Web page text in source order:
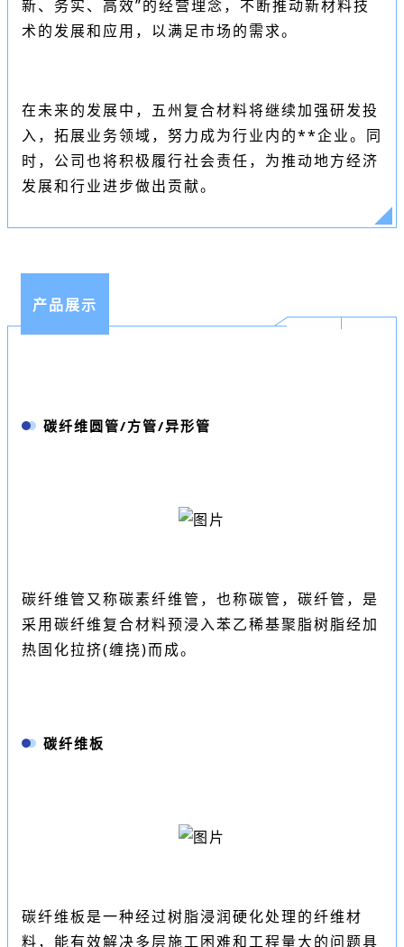
新、务实、高效”的经营理念，不断推动新材料技
术的发展和应用，以满足市场的需求。
在未来的发展中，五州复合材料将继续加强研发投
入，拓展业务领域，努力成为行业内的**企业。同
时，公司也将积极履行社会责任，为推动地方经济
发展和行业进步做出贡献。
产品展示
碳纤维圆管/方管/异形管
碳纤维管又称碳素纤维管，也称碳管，碳纤管，是
采用碳纤维复合材料预浸入苯乙稀基聚脂树脂经加
热固化拉挤(缠挠)而成。
碳纤维板
碳纤维板是一种经过树脂浸润硬化处理的纤维材
料，能有效解决多层施工困难和工程量大的问题具